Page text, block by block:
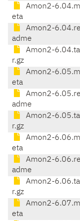
Amon2-6.04.m
eta
Amon2-6.04.re
adme
Amon2-6.04.ta
r.gz
Amon2-6.05.m
eta
Amon2-6.05.re
adme
Amon2-6.05.ta
r.gz
Amon2-6.06.m
eta
Amon2-6.06.re
adme
Amon2-6.06.ta
r.gz
Amon2-6.07.m
eta